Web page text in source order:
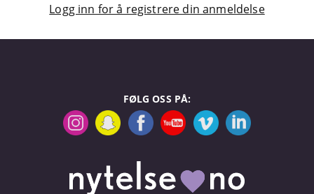
Logg inn for å registrere din anmeldelse
FØLG OSS PÅ: